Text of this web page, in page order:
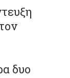
δυο